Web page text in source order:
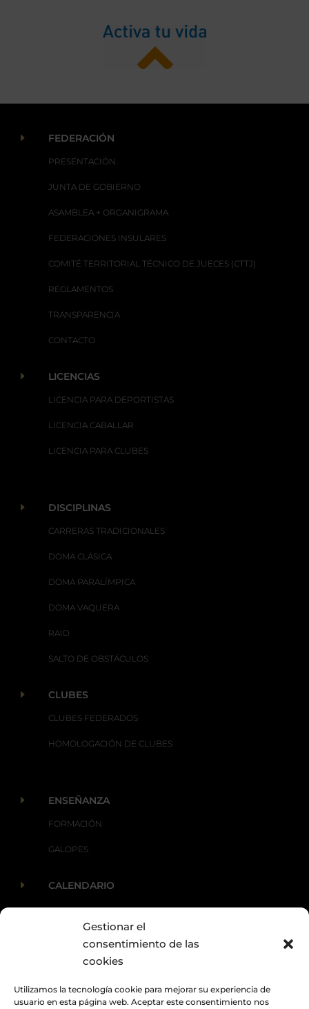
Gestionar el
consentimiento de las
cookies
Utilizamos la tecnología cookie para mejorar su experiencia de
usuario en esta página web. Aceptar este consentimiento nos
E FEDERACIÓN
PRESENTACIÓN
JUNTA DE GOBIERNO
ASAMBLEA + ORGANIGRAMA
FEDERACIONES INSULARES
COMITÉ TERRITORIAL TÉCNICO DE JUECES (CTTJ)
REGLAMENTOS
TRANSPARENCIA
CONTACTO
E LICENCIAS
LICENCIA PARA DEPORTISTAS
LICENCIA CABALLAR
LICENCIA PARA CLUBES
E DISCIPLINAS
CARRERAS TRADICIONALES
DOMA CLÁSICA
DOMA PARALÍMPICA
DOMA VAQUERA
RAID
SALTO DE OBSTÁCULOS
E CLUBES
CLUBES FEDERADOS
HOMOLOGACIÓN DE CLUBES
E ENSEÑANZA
FORMACIÓN
GALOPES
E CALENDARIO
ACTUALIDAD